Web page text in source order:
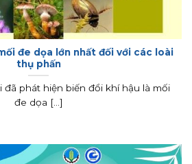
đe dọa lớn nhất đối với các loài
thụ phấn
phát hiện biến đổi khí hậu là mối
đe dọa [...]